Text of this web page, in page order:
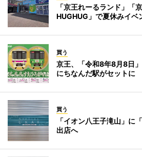
「京王れーるランド」「
HUGHUG」で夏休みイベ
買う
京王、「令和8年8月8日
にちなんだ駅がセットに
買う
「イオン八王子滝山」
出店へ